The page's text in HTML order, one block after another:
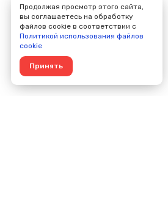
Продолжая просмотр этого сайта,
вы соглашаетесь на обработку
файлов cookie в соответствии с
Политикой использования файлов
cookie
Принять